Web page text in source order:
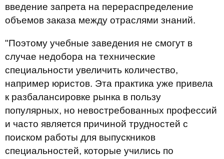
введение запрета на перераспределение
объемов заказа между отраслями знаний.
"Поэтому учебные заведения не смогут в
случае недобора на технические
специальности увеличить количество,
например юристов. Эта практика уже привела
к разбалансировке рынка в пользу
популярных, но невостребованных профессий
и часто является причиной трудностей с
поиском работы для выпускников
специальностей, которые учились по